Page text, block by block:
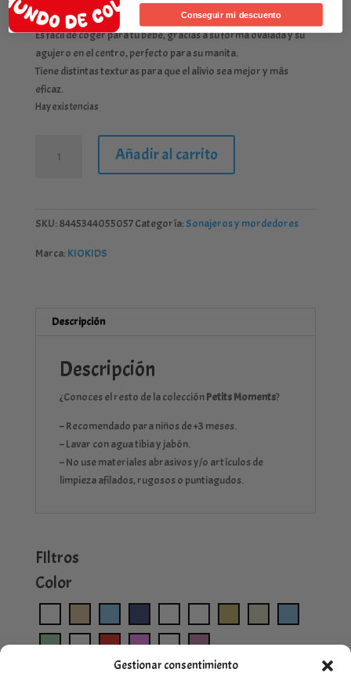
Gestionar consentimiento
dentición de tu bebé.
Es fácil de coger para tu bebé, gracias a su forma ovalada y su
agujero en el centro, perfecto para su manita.
Tiene distintas texturas para que el alivio sea mejor y más
eficaz.
Hay existencias
MORDEDOR
Añadir al carrito
SKU: 8445344055057Categoría: Sonajeros y mordedores
Marca: KIOKIDS
Descripción
Descripción
¿Conoces el resto de la colecciónPetits Moments?
– Recomendado para niños de +3 meses.
– Lavar con agua tibia y jabón.
– No use materiales abrasivos y/o artículos de
limpieza afilados, rugosos o puntiagudos.
FIltros
Color
Conseguir mi descuento